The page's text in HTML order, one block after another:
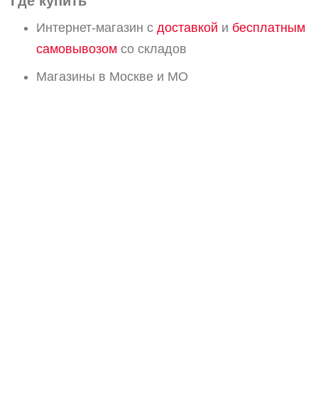
Интернет-магазин с доставкой и бесплатным
самовывозом со складов
Магазины в Москве и МО